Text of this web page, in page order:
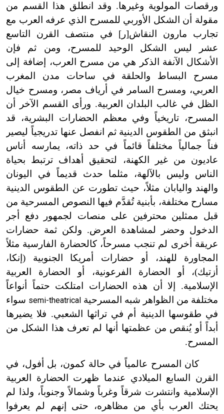
ورقصات المولوية وغيرها. وقد انطلق هذا القسم من
مقولة أن الشكل الأوربي للمسرح الذي عرفه العرب مع
تجارب مارون النقاش[ر] في منتصف القرن التاسع
عشر ليس الشكل الوحيد للمسرح، ومن ثم فإن
الأشكال الآنفة الذكر هي من مسرح العرب، إضافة إلى
مسرح البساط والحلقة في ساحات مدن المغرب
العربي، ومسرح السامر في أرياف مصر، ومسرح خيال
الظل في غالب البلدان العربية. ورأى القسم الآخر أن
المسرح، تاريخياً وفي معظم الحضارات البشرية، قد
انبثق من الطقوس الدينية ثم انفصل عنها تدريجياً ليصير
فناً جمالياً مختلفاً قائماً في حد ذاته، يمارسه أناس
عاديون من غير الكهنة، لتحقيق أهداف ترتبط بحياة
الناس وليس بالآلهة، مثلما حدث قديماً في اليونان
والهند واليابان مثلاً، حيث تطورت عن الطقوس الدينية
مسارح مختلفة، بأبنية تُقدَّم فيها النصوص المسرحية من
قبل ممثلين محترفين على منصات لجمهور دفع أجر
الدخول وحضر لمشاهدة العرض. ولكن ثمة حضارات
عريقة أخرى لم تنجب مسرحاً، كالحضارة الفارسية مثلاً
المجاورة للهند، أو حضارات أمريكا الجنوبية (إنكا،
أزتيك)، أو الحضارة الفرعونية، أو الحضارة العربية
الإسلامية. إلا أن هذه الحضارات امتلكت حتماً أنواعاً
مختلفة من الظواهر شبه المسرحية semi-theatrical سواء
في طقوسها الدينية أم في تراثها الشعبي. فلا يضيرها
أبداً أو يُنقص من عظمتها أنها لم تعرف هذا الشكل من
المسرح.
كان المسرح عالمياً في حالة كمون، بل أفول، في
القرن السابع الميلادي عندما ظهرت الحضارة العربية
الإسلامية وانتشرت شرقاً وغرباً وشمالاً وجنوباً، ولذا لم
يحتك العرب بأي من مظاهره، حتى إنهم لم يعرفوا